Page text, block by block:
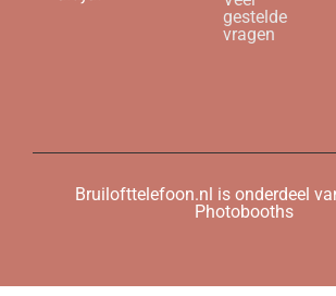
gestelde
vragen
Bruilofttelefoon.nl is onderdeel
Photobooths